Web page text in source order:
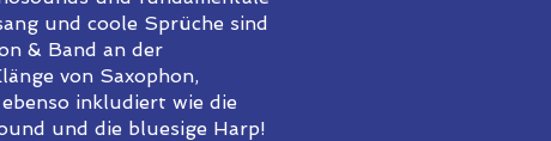
und coole Sprüche sind
& Band an der
von Saxophon,
inkludiert wie die
und die bluesige Harp!